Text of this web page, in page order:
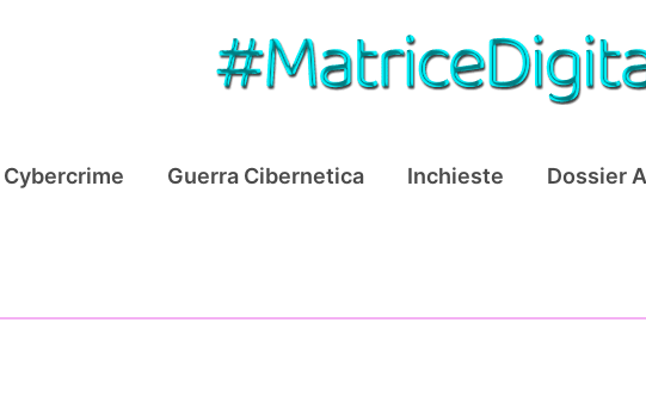
Cybercrime Guerra Cibernetica Inchieste Dossier